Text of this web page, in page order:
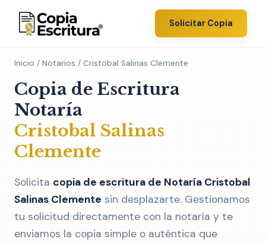
Solicitar Copia
Inicio / Notarios / Cristobal Salinas Clemente
Copia de Escritura
Notaría
Cristobal Salinas
Clemente
Solicita copia de escritura de Notaría Cristobal
Salinas Clemente sin desplazarte. Gestionamos
tu solicitud directamente con la notaría y te
enviamos la copia simple o auténtica que